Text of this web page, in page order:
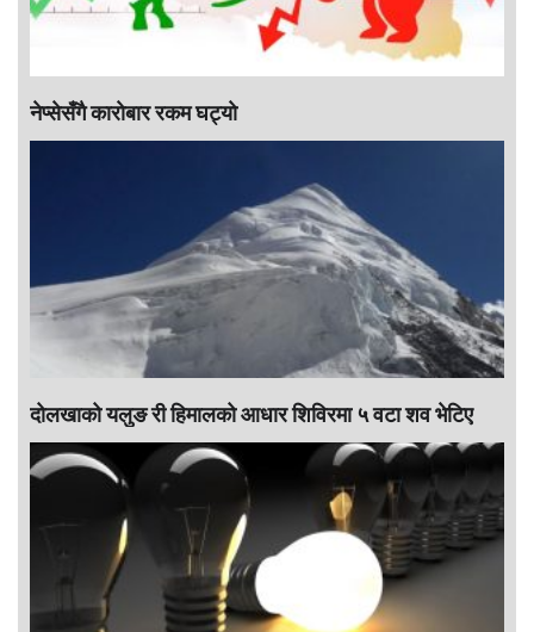
नेप्सेसँगै काराेबार रकम घट्याे
दोलखाको यलुङ री हिमालको आधार शिविरमा ५ वटा शव भेटिए